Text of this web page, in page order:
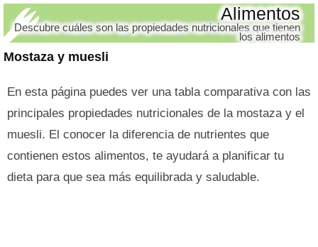
Mostaza y muesli
Alimentos
Descubre cuáles son las propiedades nutricionales que tienen
los alimentos
En esta página puedes ver una tabla comparativa con las
principales propiedades nutricionales de la mostaza y el
muesli. El conocer la diferencia de nutrientes que
contienen estos alimentos, te ayudará a planificar tu
dieta para que sea más equilibrada y saludable.